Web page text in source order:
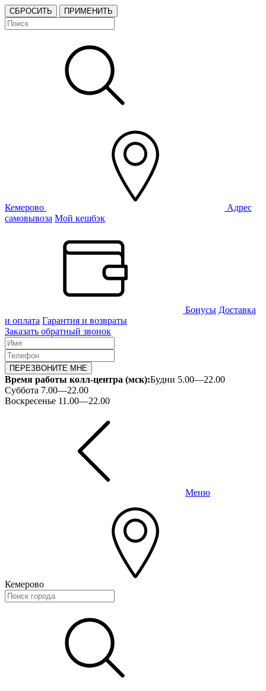
СБРОСИТЬ ПРИМЕНИТЬ
Кемерово
Адрес
самовывоза Мой кешбэк
Бонусы Доставка
и оплата Гарантия и возвраты
Заказать обратный звонок
ПЕРЕЗВОНИТЕ МНЕ
Время работы колл-центра (мск):Будни 5.00—22.00
Суббота 7.00—22.00
Воскресенье 11.00—22.00
Меню
Кемерово